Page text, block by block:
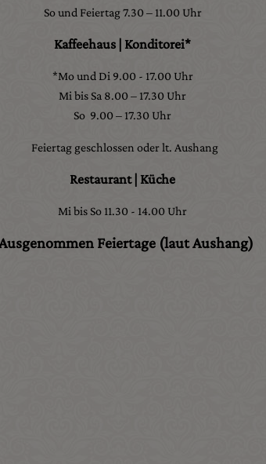
So und Feiertag 7.30 – 11.00 Uhr
Kaffeehaus | Konditorei*
*Mo und Di 9.00 - 17.00 Uhr
Mi bis Sa 8.00 – 17.30 Uhr
So 9.00 – 17.30 Uhr
Feiertag geschlossen oder lt. Aushang
Restaurant | Küche
Mi bis So 11.30 - 14.00 Uhr
Feiertage (laut Aushang)